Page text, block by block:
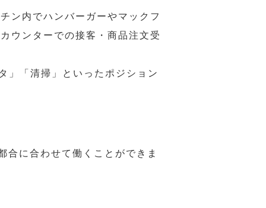
ン内でハンバーガーやマックフ
ウンターでの接客・商品注文受
」「清掃」といったポジション
合に合わせて働くことができま